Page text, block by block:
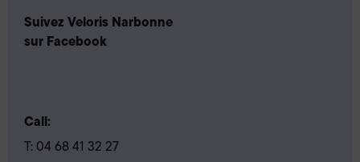
Suivez Veloris Narbonne
sur Facebook
Call:
T: 04 68 41 32 27